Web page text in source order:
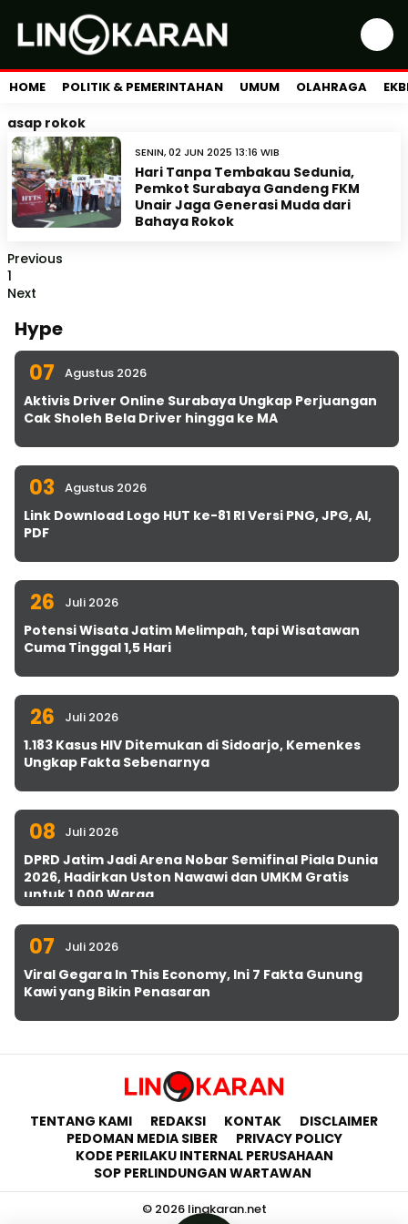
HOME POLITIK & PEMERINTAHAN UMUM OLAHRAGA
asap rokok
SENIN, 02 JUN 2025 13:16 WIB
Hari Tanpa Tembakau Sedunia,
Pemkot Surabaya Gandeng FKM
Unair Jaga Generasi Muda dari
Bahaya Rokok
Previous
1
Next
Hype
07 Agustus 2026
Aktivis Driver Online Surabaya Ungkap Perjuangan
Cak Sholeh Bela Driver hingga ke MA
03 Agustus 2026
Link Download Logo HUT ke-81 RI Versi PNG, JPG, AI,
PDF
26 Juli 2026
Potensi Wisata Jatim Melimpah, tapi Wisatawan
Cuma Tinggal 1,5 Hari
26 Juli 2026
1.183 Kasus HIV Ditemukan di Sidoarjo, Kemenkes
Ungkap Fakta Sebenarnya
08 Juli 2026
DPRD Jatim Jadi Arena Nobar Semifinal Piala Dunia
2026, Hadirkan Uston Nawawi dan UMKM Gratis
untuk 1.000 Warga
07 Juli 2026
Viral Gegara In This Economy, Ini 7 Fakta Gunung
Kawi yang Bikin Penasaran
TENTANG KAMI REDAKSI KONTAK
DISCLAIMER
PEDOMAN MEDIA SIBER
PRIVACY POLICY
KODE PERILAKU INTERNAL PERUSAHAAN
SOP PERLINDUNGAN WARTAWAN
© 2026 lingkaran.net